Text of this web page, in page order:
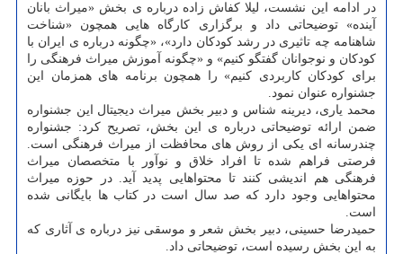
در ادامه این نشست، لیلا کفاش زاده درباره ی بخش «میراث بانان
آینده» توضیحاتی داد و برگزاری کارگاه هایی همچون «شناخت
شاهنامه چه تاثیری در رشد کودکان دارد»، «چگونه درباره ی ایران با
کودکان و نوجوانان گفتگو کنیم» و «چگونه آموزش میراث فرهنگی را
برای کودکان کاربردی کنیم» را همچون برنامه های همزمان این
جشنواره عنوان نمود.
محمد یاری، دیرینه شناس و دبیر بخش میراث دیجیتال این جشنواره
ضمن ارائه توضیحاتی درباره ی این بخش، تصریح کرد: جشنواره
چندرسانه ای یکی از روش های محافظت از میراث فرهنگی است.
فرصتی فراهم شده تا افراد خلاق و نوآور با متخصصان میراث
فرهنگی هم اندیشی کنند تا محتواهایی پدید آید. در حوزه میراث
محتواهایی وجود دارد که صد سال است در کتاب ها ‌بایگانی شده
است.
حمیدرضا حسینی، دبیر بخش شعر و موسقی نیز درباره ی آثاری که
به این بخش رسیده است، توضیحاتی داد.